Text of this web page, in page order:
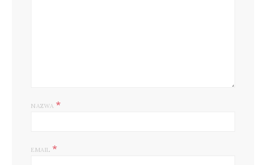
NAZWA *
EMAIL *